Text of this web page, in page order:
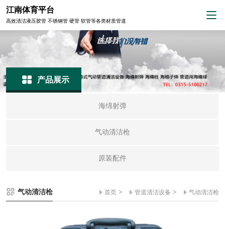
江南体育平台
高效清洁液压胶管 不锈钢管 硬管 软管等各类材质管道
产品展示
海绵射弹
气动清洁枪
原装配件
气动清洁枪 首页 > 管道清洁设备 > 气动清洁枪